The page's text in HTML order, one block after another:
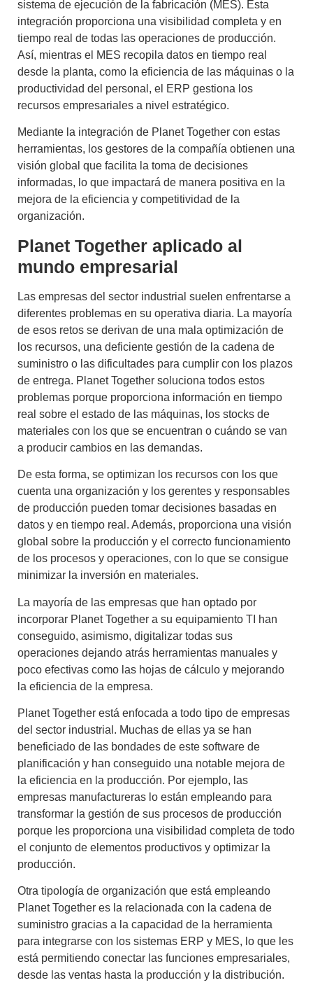
sistema de ejecución de la fabricación (MES). Esta
integración proporciona una visibilidad completa y en
tiempo real de todas las operaciones de producción.
Así, mientras el MES recopila datos en tiempo real
desde la planta, como la eficiencia de las máquinas o la
productividad del personal, el ERP gestiona los
recursos empresariales a nivel estratégico.
Mediante la integración de Planet Together con estas
herramientas, los gestores de la compañía obtienen una
visión global que facilita la toma de decisiones
informadas, lo que impactará de manera positiva en la
mejora de la eficiencia y competitividad de la
organización.
Planet Together aplicado al
mundo empresarial
Las empresas del sector industrial suelen enfrentarse a
diferentes problemas en su operativa diaria. La mayoría
de esos retos se derivan de una mala optimización de
los recursos, una deficiente gestión de la cadena de
suministro o las dificultades para cumplir con los plazos
de entrega. Planet Together soluciona todos estos
problemas porque proporciona información en tiempo
real sobre el estado de las máquinas, los stocks de
materiales con los que se encuentran o cuándo se van
a producir cambios en las demandas.
De esta forma, se optimizan los recursos con los que
cuenta una organización y los gerentes y responsables
de producción pueden tomar decisiones basadas en
datos y en tiempo real. Además, proporciona una visión
global sobre la producción y el correcto funcionamiento
de los procesos y operaciones, con lo que se consigue
minimizar la inversión en materiales.
La mayoría de las empresas que han optado por
incorporar Planet Together a su equipamiento TI han
conseguido, asimismo, digitalizar todas sus
operaciones dejando atrás herramientas manuales y
poco efectivas como las hojas de cálculo y mejorando
la eficiencia de la empresa.
Planet Together está enfocada a todo tipo de empresas
del sector industrial. Muchas de ellas ya se han
beneficiado de las bondades de este software de
planificación y han conseguido una notable mejora de
la eficiencia en la producción. Por ejemplo, las
empresas manufactureras lo están empleando para
transformar la gestión de sus procesos de producción
porque les proporciona una visibilidad completa de todo
el conjunto de elementos productivos y optimizar la
producción.
Otra tipología de organización que está empleando
Planet Together es la relacionada con la cadena de
suministro gracias a la capacidad de la herramienta
para integrarse con los sistemas ERP y MES, lo que les
está permitiendo conectar las funciones empresariales,
desde las ventas hasta la producción y la distribución.